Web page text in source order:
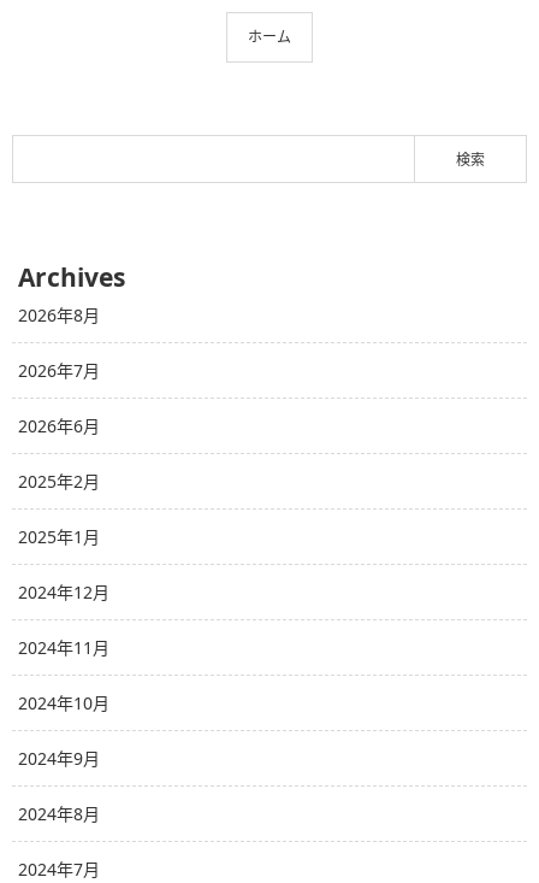
ホーム
Archives
2026年8月
2026年7月
2026年6月
2025年2月
2025年1月
2024年12月
2024年11月
2024年10月
2024年9月
2024年8月
2024年7月